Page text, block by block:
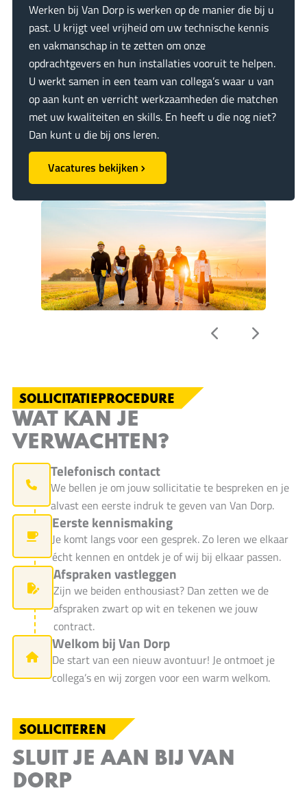
Werken bij Van Dorp is werken op de manier die bij u
past. U krijgt veel vrijheid om uw technische kennis
en vakmanschap in te zetten om onze
opdrachtgevers en hun installaties vooruit te helpen.
U werkt samen in een team van collega’s waar u van
op aan kunt en verricht werkzaamheden die matchen
met uw kwaliteiten en skills. En heeft u die nog niet?
Dan kunt u die bij ons leren.
Vacatures bekijken
SOLLICITATIEPROCEDURE
WAT KAN JE
VERWACHTEN?
Telefonisch contact
We bellen je om jouw sollicitatie te bespreken en je
alvast een eerste indruk te geven van Van Dorp.
Eerste kennismaking
Je komt langs voor een gesprek. Zo leren we elkaar
écht kennen en ontdek je of wij bij elkaar passen.
Afspraken vastleggen
Zijn we beiden enthousiast? Dan zetten we de
afspraken zwart op wit en tekenen we jouw
contract.
Welkom bij Van Dorp
De start van een nieuw avontuur! Je ontmoet je
collega’s en wij zorgen voor een warm welkom.
SOLLICITEREN
SLUIT JE AAN BIJ VAN
DORP